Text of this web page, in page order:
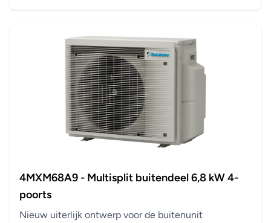
4MXM68A9 - Multisplit buitendeel 6,8 kW 4-
poorts
Nieuw uiterlijk ontwerp voor de buitenunit